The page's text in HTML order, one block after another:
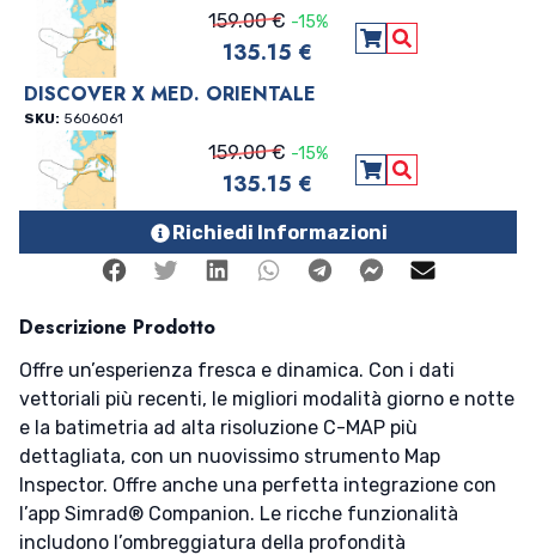
D-MS ZONA: MEDITERRANEO OCCIDENTALE, AZZORRE,
CANARIE Copertura: WIDE SUPPORTO: MICRO SD
PRODOTTI COMPATIBILI: SIMRAD NSX
159.00 € -15%
135.15 € Aggiungi al
Vedi Dettagli
DISCOVER X MED. ORIENTALE
SKU: 5606061
159.00 € -15%
135.15 € Aggiungi al
Vedi Dettagli
Richiedi Informazioni
FacebookTwitterLinkedinWhatsappTelegramFacebook
Descrizione Prodotto
Offre un’esperienza fresca e dinamica. Con i dati
vettoriali più recenti, le migliori modalità giorno e notte
e la batimetria ad alta risoluzione C-MAP più
dettagliata, con un nuovissimo strumento Map
Inspector. Offre anche una perfetta integrazione con
l’app Simrad® Companion. Le ricche funzionalità
includono l’ombreggiatura della profondità